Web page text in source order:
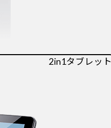
2in1タブレット